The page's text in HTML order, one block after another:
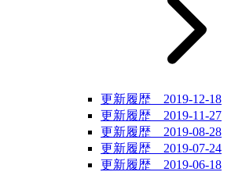
更新履歴 2019-12-18
更新履歴 2019-11-27
更新履歴 2019-08-28
更新履歴 2019-07-24
更新履歴 2019-06-18